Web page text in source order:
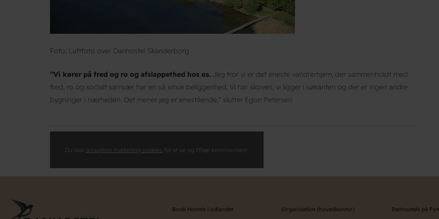
Foto: Luftfoto over Danhostel Skanderborg
”Vi kører på fred og ro og afslappethed hos os. Jeg tror vi er det eneste vandrerhjem, der sammenholdt med
fred, ro og socialt samvær har en så smuk beliggenhed. Vi har skoven, vi ligger i søkanten og der er ingen andre
bygninger i nærheden. Det mener jeg er enestående,” slutter Egon Petersen.
Du skal acceptere marketing cookies for at se og tilføje kommentarer.
Book Hostels i udlandet
Organisation (hovedkontor)
Danhostels på Fyn